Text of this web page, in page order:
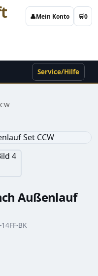
👤Mein Konto 🛒0
Service/Hilfe
Außenlauf
BK